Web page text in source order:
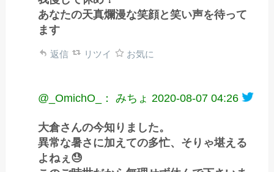
あなたの天真爛漫な笑顔と笑い声を待って
ます
返信 リツイ お気に
@_OmichO_： みちょ 2020-08-07 04:26
大倉さんの今知りました。
異常な暑さに加えての多忙、そりゃ堪える
よねぇ😓